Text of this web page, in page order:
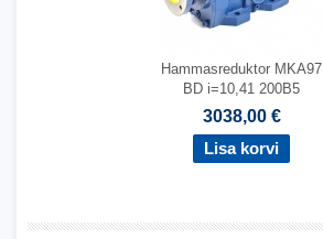
Hammasreduktor MKA97
BD i=10,41 200B5
3038,00 €